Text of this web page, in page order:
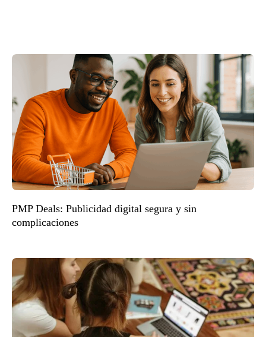
PMP Deals: Publicidad digital segura y sin
complicaciones